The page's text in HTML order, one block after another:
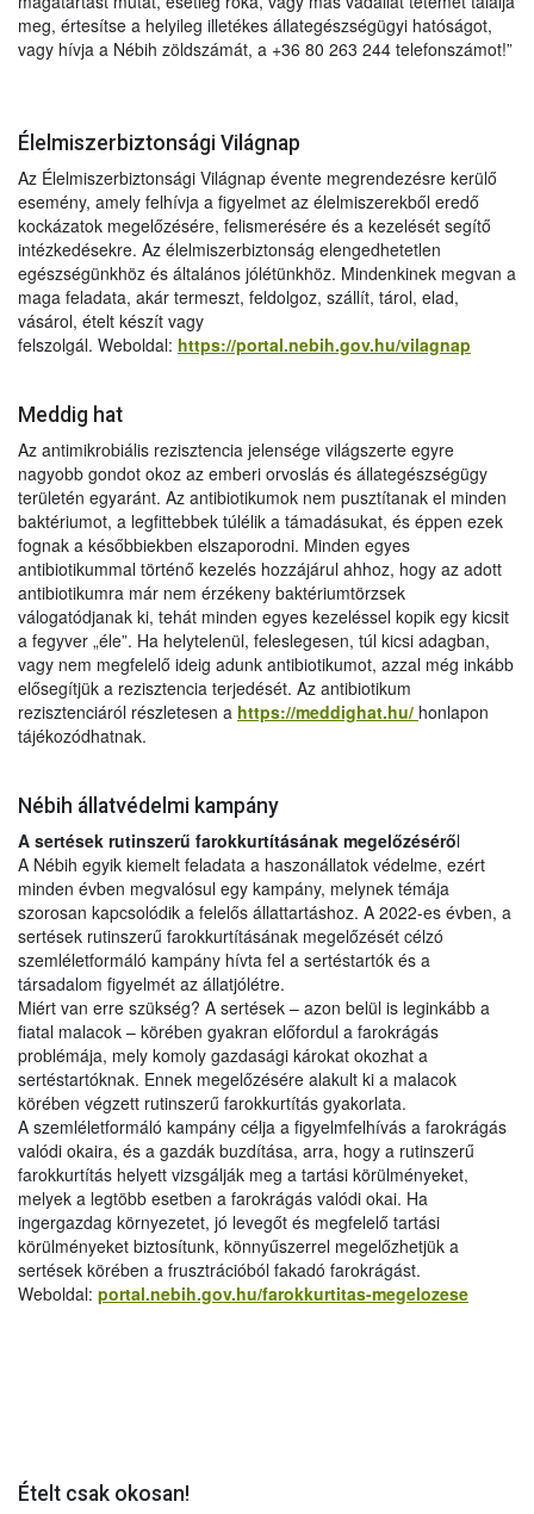
meg, értesítse a helyileg illetékes állategészségügyi hatóságot,
vagy hívja a Nébih zöldszámát, a +36 80 263 244 telefonszámot!”
Élelmiszerbiztonsági Világnap
Az Élelmiszerbiztonsági Világnap évente megrendezésre kerülő
esemény, amely felhívja a figyelmet az élelmiszerekből eredő
kockázatok megelőzésére, felismerésére és a kezelését segítő
intézkedésekre. Az élelmiszerbiztonság elengedhetetlen
egészségünkhöz és általános jólétünkhöz. Mindenkinek megvan a
maga feladata, akár termeszt, feldolgoz, szállít, tárol, elad,
vásárol, ételt készít vagy
felszolgál. Weboldal: https://portal.nebih.gov.hu/vilagnap
Meddig hat
Az antimikrobiális rezisztencia jelensége világszerte egyre
nagyobb gondot okoz az emberi orvoslás és állategészségügy
területén egyaránt. Az antibiotikumok nem pusztítanak el minden
baktériumot, a legfittebbek túlélik a támadásukat, és éppen ezek
fognak a későbbiekben elszaporodni. Minden egyes
antibiotikummal történő kezelés hozzájárul ahhoz, hogy az adott
antibiotikumra már nem érzékeny baktériumtörzsek
válogatódjanak ki, tehát minden egyes kezeléssel kopik egy kicsit
a fegyver „éle”. Ha helytelenül, feleslegesen, túl kicsi adagban,
vagy nem megfelelő ideig adunk antibiotikumot, azzal még inkább
elősegítjük a rezisztencia terjedését. Az antibiotikum
rezisztenciáról részletesen a https://meddighat.hu/ honlapon
tájékozódhatnak.
Nébih állatvédelmi kampány
A sertések rutinszerű farokkurtításának megelőzéséről
A Nébih egyik kiemelt feladata a haszonállatok védelme, ezért
minden évben megvalósul egy kampány, melynek témája
szorosan kapcsolódik a felelős állattartáshoz. A 2022-es évben, a
sertések rutinszerű farokkurtításának megelőzését célzó
szemléletformáló kampány hívta fel a sertéstartók és a
társadalom figyelmét az állatjólétre.
Miért van erre szükség? A sertések – azon belül is leginkább a
fiatal malacok – körében gyakran előfordul a farokrágás
problémája, mely komoly gazdasági károkat okozhat a
sertéstartóknak. Ennek megelőzésére alakult ki a malacok
körében végzett rutinszerű farokkurtítás gyakorlata.
A szemléletformáló kampány célja a figyelmfelhívás a farokrágás
valódi okaira, és a gazdák buzdítása, arra, hogy a rutinszerű
farokkurtítás helyett vizsgálják meg a tartási körülményeket,
melyek a legtöbb esetben a farokrágás valódi okai. Ha
ingergazdag környezetet, jó levegőt és megfelelő tartási
körülményeket biztosítunk, könnyűszerrel megelőzhetjük a
sertések körében a frusztrációból fakadó farokrágást.
Weboldal: portal.nebih.gov.hu/farokkurtitas-megelozese
Ételt csak okosan!